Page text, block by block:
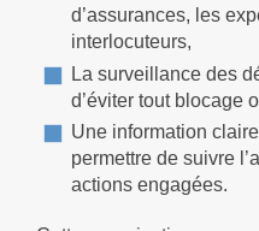
d’assurances, les
interlocuteurs,
La surveillance des
d’éviter tout blocage
Une information
permettre de suivre
actions engagées.